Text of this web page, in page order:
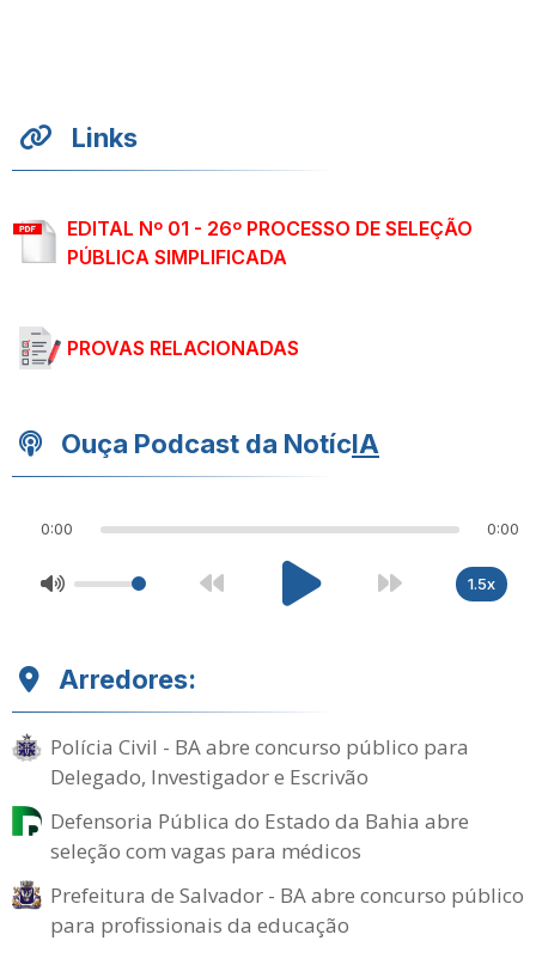
Links
EDITAL Nº 01 - 26º PROCESSO DE SELEÇÃO
PÚBLICA SIMPLIFICADA
PROVAS RELACIONADAS
Ouça Podcast da NotícIA
0:00 0:00
1.5x
Arredores:
Polícia Civil - BA abre concurso público para
Delegado, Investigador e Escrivão
Defensoria Pública do Estado da Bahia abre
seleção com vagas para médicos
Prefeitura de Salvador - BA abre concurso público
para profissionais da educação